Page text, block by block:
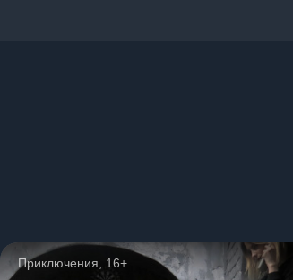
Приключения, 16+